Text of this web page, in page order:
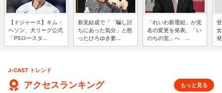
【ドジャース】キム・
ヘソン、大リーグ公式
「PSロースタ...
新党結成で「「騙し討
ちにあった気分」と怒
ったひろゆき妻...
「れいわ新選組」が党
名の変更を発表、「い
のちの党」へ ...
J-CAST トレンド
アクセスランキング もっと見る